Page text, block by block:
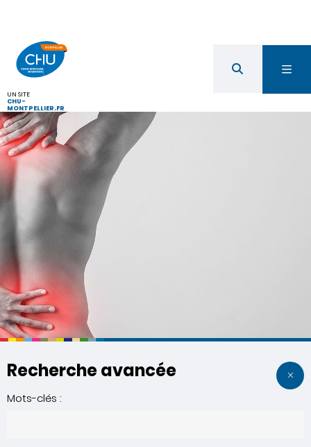
UN SITE
CHU-
MONTPELLIER.FR
Recherche avancée
Mots-clés :